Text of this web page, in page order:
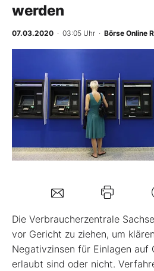
BO-Musterdepots
Experten
Mein B:O
Mein Konto
Folgen Sie uns
Kontakt
werden
07.03.2020 · 03:05 Uhr · Börse Online
Die Verbraucherzentrale
vor Gericht zu ziehen, um
Negativzinsen für Einlagen auf
erlaubt sind oder nicht.